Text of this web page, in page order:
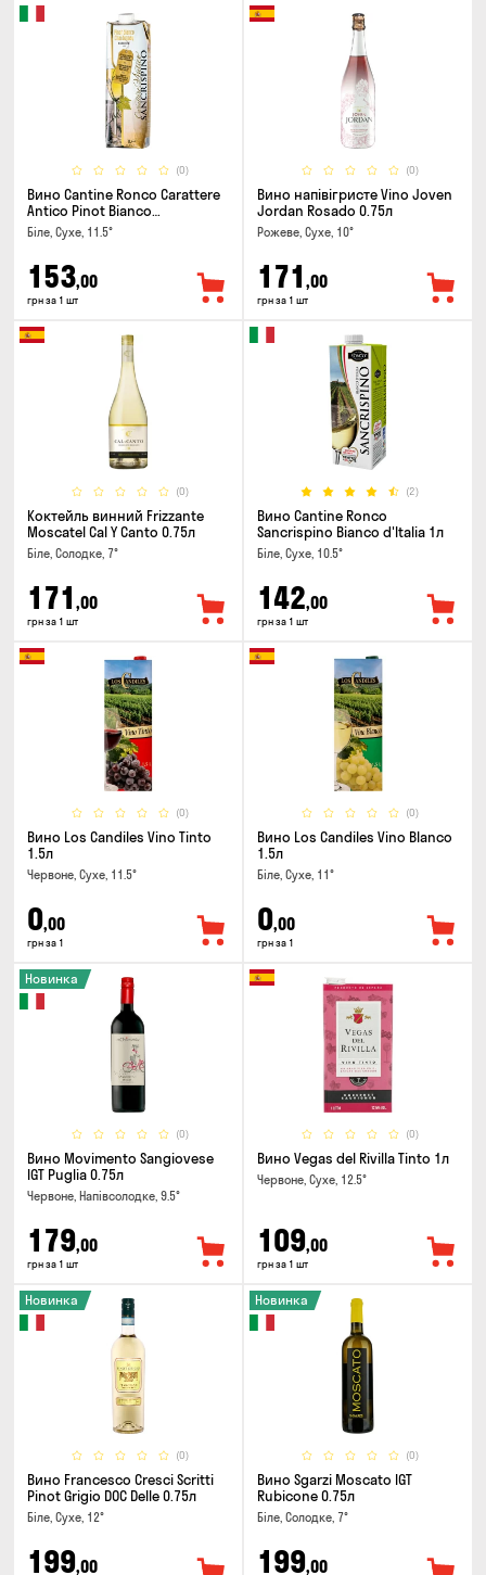
(0)
Вино Cantine Ronco Carattere
Antico Pinot Bianco
Chardonnay Rubicone IGT 1л
Біле, Сухе, 11.5°
153,00
грн за 1 шт
(0)
Вино напівігристе Vino Joven
Jordan Rosado 0.75л
Рожеве, Сухе, 10°
171 ,00
грн за 1 шт
(0)
Коктейль винний Frizzante
Moscatel Cal Y Canto 0.75л
Біле, Солодке, 7°
171 ,00
грн за 1 шт
(2)
Вино Cantine Ronco
Sancrispino Bianco d'Italia 1л
Біле, Сухе, 10.5°
142,00
грн за 1 шт
(0)
Вино Los Candiles Vino Tinto
1.5л
Червоне, Сухе, 11.5°
0,00
грн за 1
(0)
Вино Los Candiles Vino Blanco
1.5л
Біле, Сухе, 11°
0,00
грн за 1
(0)
Новинка
Вино Movimento Sangiovese
IGT Puglia 0.75л
Червоне, Напівсолодке, 9.5°
179,00
грн за 1 шт
(0)
Вино Vegas del Rivilla Tinto 1л
Червоне, Сухе, 12.5°
109,00
грн за 1 шт
(0)
Новинка
Вино Francesco Cresci Scritti
Pinot Grigio DOC Delle 0.75л
Біле, Сухе, 12°
199,00
(0)
Новинка
Вино Sgarzi Moscato IGT
Rubicone 0.75л
Біле, Солодке, 7°
199,00